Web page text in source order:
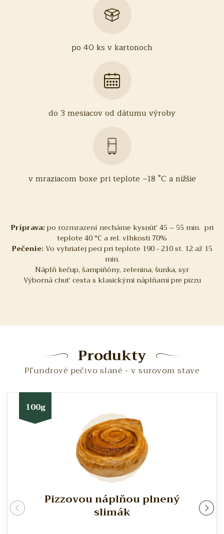
po 40 ks v kartonoch
do 3 mesiacov od dátumu výroby
v mraziacom boxe pri teplote –18 °C a nižšie
Príprava: po rozmrazení necháme kysnúť 45 – 55 min. pri
teplote 40 °C a rel. vlhkosti 70%
Pečenie: Vo vyhriatej peci pri teplote 190 - 210 st. 12 až 15
min.
Náplň kečup, šampiňóny, zelenina, šunka, syr
Výborná chuť cesta s klasickými náplňami pre pizzu
Produkty
Pľundrové pečivo slané - v surovom stave
100g
Pizzovou náplňou plnený
slimák